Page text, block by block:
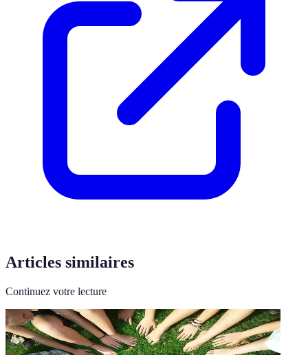
Articles similaires
Continuez votre lecture